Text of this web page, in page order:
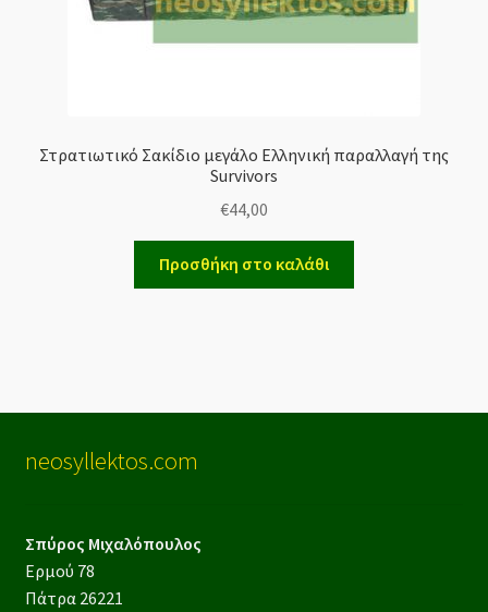
Στρατιωτικό Σακίδιο μεγάλο Ελληνική παραλλαγή της
Survivors
€44,00
Προσθήκη στο καλάθι
neosyllektos.com
Σπύρος Μιχαλόπουλος
Ερμού 78
Πάτρα 26221